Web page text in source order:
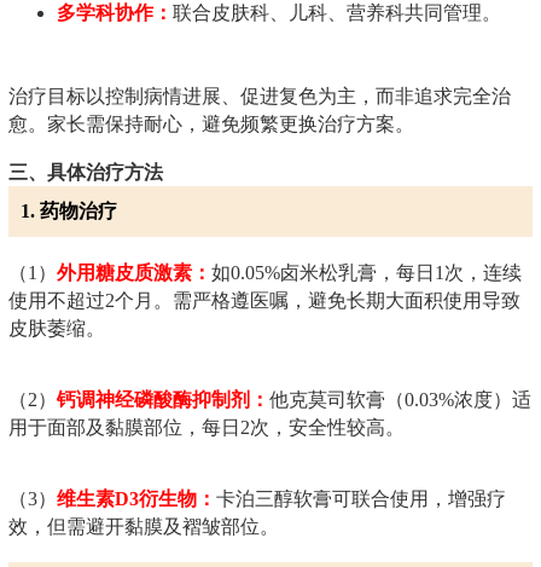
多学科协作： 联合皮肤科、儿科、营养科共同管理。
治疗目标以控制病情进展、促进复色为主，而非追求完全治
愈。家长需保持耐心，避免频繁更换治疗方案。
三、具体治疗方法
1. 药物治疗
（1） 外用糖皮质激素： 如0.05%卤米松乳膏，每日1次，连续
使用不超过2个月。需严格遵医嘱，避免长期大面积使用导致
皮肤萎缩。
（2） 钙调神经磷酸酶抑制剂： 他克莫司软膏（0.03%浓度）适
用于面部及黏膜部位，每日2次，安全性较高。
（3） 维生素D3衍生物： 卡泊三醇软膏可联合使用，增强疗
效，但需避开黏膜及褶皱部位。